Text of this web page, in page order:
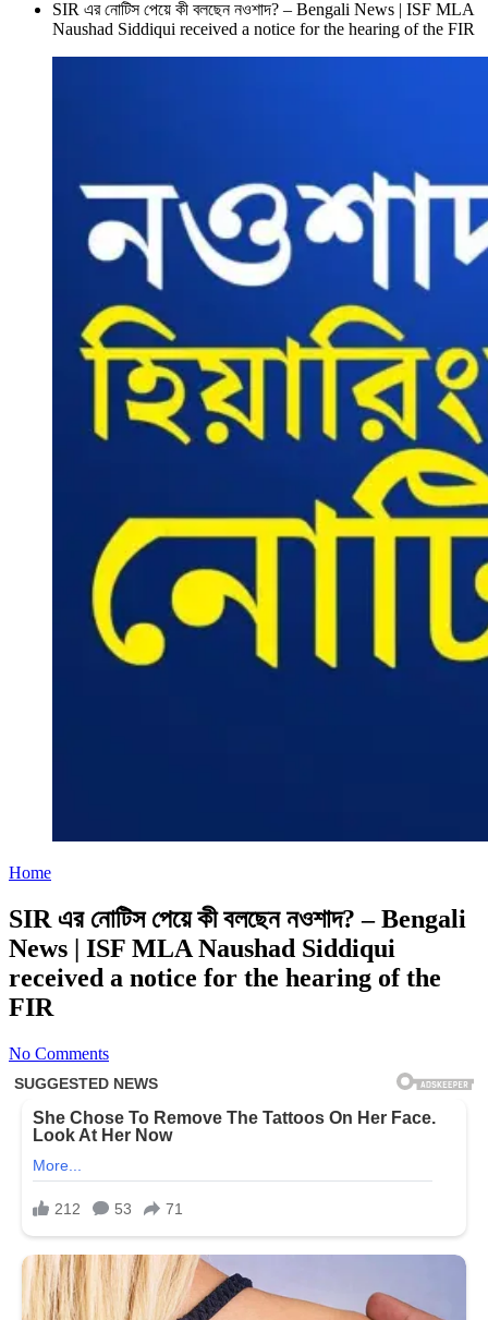
SIR এর নোটিস পেয়ে কী বলছেন নওশাদ? – Bengali News | ISF MLA
Naushad Siddiqui received a notice for the hearing of the FIR
Home
SIR এর নোটিস পেয়ে কী বলছেন নওশাদ? – Bengali
News | ISF MLA Naushad Siddiqui
received a notice for the hearing of the
FIR
No Comments